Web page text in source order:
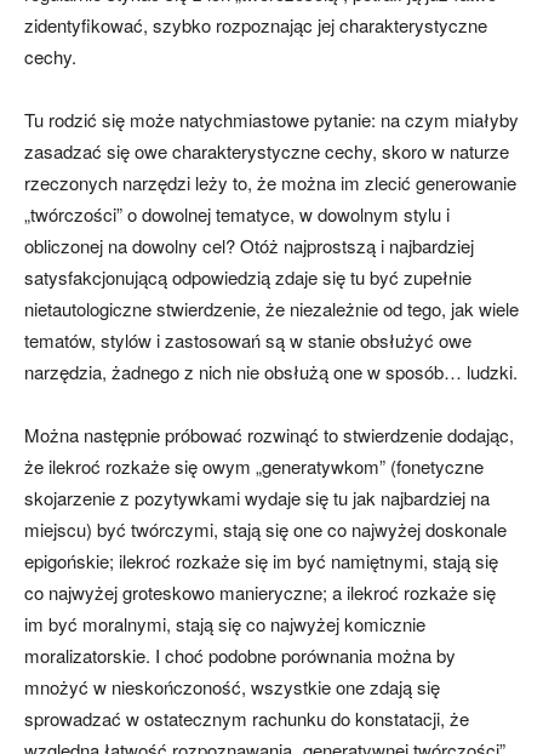
zidentyfikować, szybko rozpoznając jej charakterystyczne
cechy.
Tu rodzić się może natychmiastowe pytanie: na czym miałyby
zasadzać się owe charakterystyczne cechy, skoro w naturze
rzeczonych narzędzi leży to, że można im zlecić generowanie
„twórczości” o dowolnej tematyce, w dowolnym stylu i
obliczonej na dowolny cel? Otóż najprostszą i najbardziej
satysfakcjonującą odpowiedzią zdaje się tu być zupełnie
nietautologiczne stwierdzenie, że niezależnie od tego, jak wiele
tematów, stylów i zastosowań są w stanie obsłużyć owe
narzędzia, żadnego z nich nie obsłużą one w sposób… ludzki.
Można następnie próbować rozwinąć to stwierdzenie dodając,
że ilekroć rozkaże się owym „generatywkom” (fonetyczne
skojarzenie z pozytywkami wydaje się tu jak najbardziej na
miejscu) być twórczymi, stają się one co najwyżej doskonale
epigońskie; ilekroć rozkaże się im być namiętnymi, stają się
co najwyżej groteskowo manieryczne; a ilekroć rozkaże się
im być moralnymi, stają się co najwyżej komicznie
moralizatorskie. I choć podobne porównania można by
mnożyć w nieskończoność, wszystkie one zdają się
sprowadzać w ostatecznym rachunku do konstatacji, że